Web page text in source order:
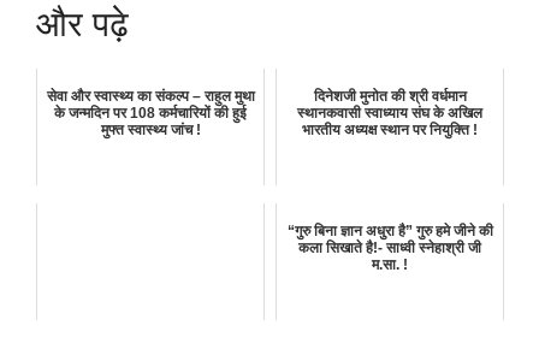
और पढ़े
सेवा और स्वास्थ्य का संकल्प – राहुल मुथा
के जन्मदिन पर 108 कर्मचारियों की हुई
मुफ्त स्वास्थ्य जांच !
दिनेशजी मुनोत की श्री वर्धमान
स्थानकवासी स्वाध्याय संघ के अखिल
भारतीय अध्यक्ष स्थान पर नियुक्ति !
“गुरु बिना ज्ञान अधुरा है” गुरु हमे जीने की
कला सिखाते है!- साध्वी स्नेहाश्री जी
म.सा. !